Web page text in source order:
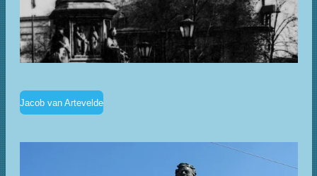
Jacob van Artevelde